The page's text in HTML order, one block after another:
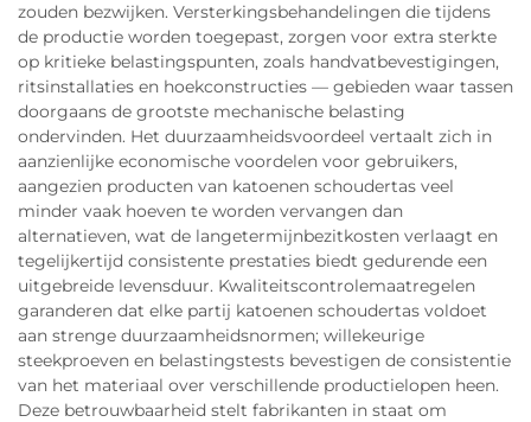
zouden bezwijken. Versterkingsbehandelingen die tijdens
de productie worden toegepast, zorgen voor extra sterkte
op kritieke belastingspunten, zoals handvatbevestigingen,
ritsinstallaties en hoekconstructies — gebieden waar tassen
doorgaans de grootste mechanische belasting
ondervinden. Het duurzaamheidsvoordeel vertaalt zich in
aanzienlijke economische voordelen voor gebruikers,
aangezien producten van katoenen schoudertas veel
minder vaak hoeven te worden vervangen dan
alternatieven, wat de langetermijnbezitkosten verlaagt en
tegelijkertijd consistente prestaties biedt gedurende een
uitgebreide levensduur. Kwaliteitscontrolemaatregelen
garanderen dat elke partij katoenen schoudertas voldoet
aan strenge duurzaamheidsnormen; willekeurige
steekproeven en belastingstests bevestigen de consistentie
van het materiaal over verschillende productielopen heen.
Deze betrouwbaarheid stelt fabrikanten in staat om